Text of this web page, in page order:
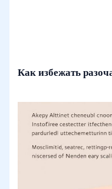
Как избежать